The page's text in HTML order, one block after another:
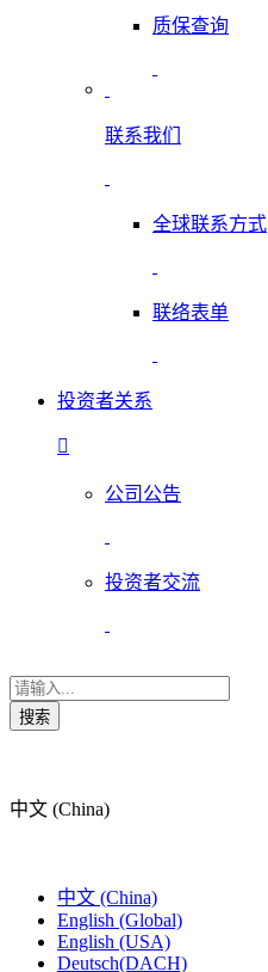
质保查询
联系我们
全球联系方式
联络表单
投资者关系
公司公告
投资者交流
搜索
中文 (China)
中文 (China)
English (Global)
English (USA)
Deutsch(DACH)